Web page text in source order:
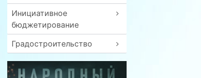
Инициативное
бюджетирование
Градостроительство